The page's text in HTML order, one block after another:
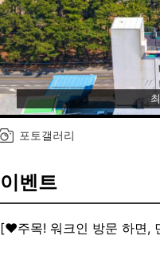
포토갤러리
이벤트
[♥️주목! 워크인 방문 하면,